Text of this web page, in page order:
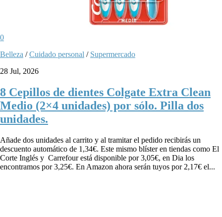
0
Belleza /Cuidado personal / Supermercado
28 Jul, 2026
8 Cepillos de dientes Colgate Extra Clean
Medio (2×4 unidades) por sólo. Pilla dos
unidades.
Añade dos unidades al carrito y al tramitar el pedido recibirás un
descuento automático de 1,34€. Este mismo blíster en tiendas como El
Corte Inglés y Carrefour está disponible por 3,05€, en Dia los
encontramos por 3,25€. En Amazon ahora serán tuyos por 2,17€ el...